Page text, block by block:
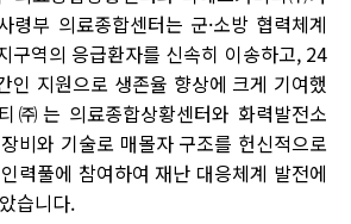
령부 의료종합센터는 군·소방 협력체계
구역의 응급환자를 신속히 이송하고, 24
인 지원으로 생존율 향상에 크게 기여했
㈜는 의료종합상황센터와 화력발전소
비와 기술로 매몰자 구조를 헌신적으로
력풀에 참여하여 재난 대응체계 발전에
습니다.